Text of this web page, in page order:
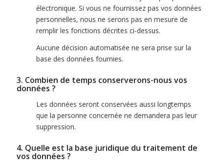
électronique. Si vous ne fournissez pas vos données
personnelles, nous ne serons pas en mesure de
remplir les fonctions décrites ci-dessus.
Aucune décision automatisée ne sera prise sur la
base des données fournies.
3. Combien de temps conserverons-nous vos
données ?
Les données seront conservées aussi longtemps
que la personne concernée ne demandera pas leur
suppression.
4. Quelle est la base juridique du traitement de
vos données ?